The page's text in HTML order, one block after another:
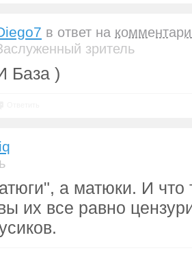
в ответ на
зритель
База )
а матюки. И что
их все равно